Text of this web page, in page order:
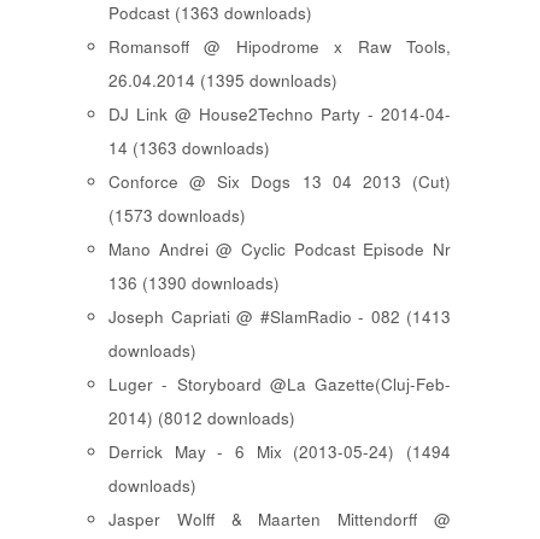
Podcast (1363 downloads)
Romansoff @ Hipodrome x Raw Tools,
26.04.2014 (1395 downloads)
DJ Link @ House2Techno Party - 2014-04-
14 (1363 downloads)
Conforce @ Six Dogs 13 04 2013 (Cut)
(1573 downloads)
Mano Andrei @ Cyclic Podcast Episode Nr
136 (1390 downloads)
Joseph Capriati @ #SlamRadio - 082 (1413
downloads)
Luger - Storyboard @La Gazette(Cluj-Feb-
2014) (8012 downloads)
Derrick May - 6 Mix (2013-05-24) (1494
downloads)
Jasper Wolff & Maarten Mittendorff @